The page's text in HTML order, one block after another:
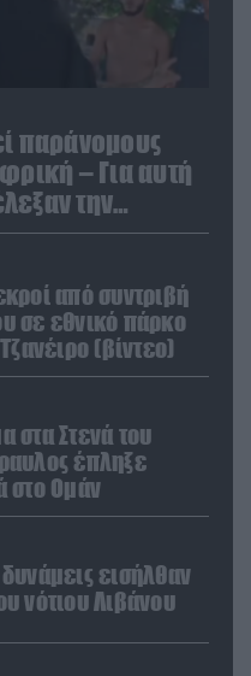
παράνομους
– Για αυτή
την
από συντριβή
σε εθνικό πάρκο
(βίντεο)
στα Στενά του
έπληξε
στο Ομάν
εισήλθαν
νότιου Λιβάνου